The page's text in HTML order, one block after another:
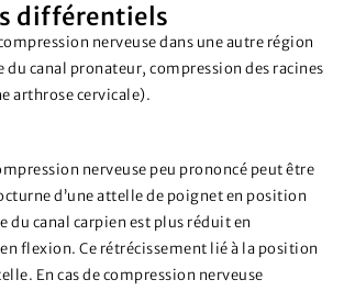
différentiels
nerveuse dans une autre région
du canal pronateur, compression des racines
arthrose cervicale).
nerveuse peu prononcé peut être
d’une attelle de poignet en position
du canal carpien est plus réduit en
flexion. Ce rétrécissement lié à la position
En cas de compression nerveuse